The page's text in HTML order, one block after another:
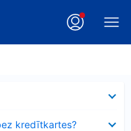
kredītkartes?